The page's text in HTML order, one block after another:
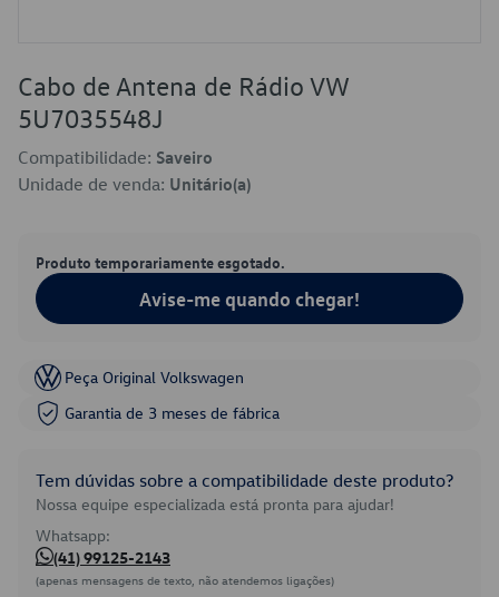
Cabo de Antena de Rádio VW
5U7035548J
Compatibilidade: Saveiro
Unidade de venda: Unitário(a)
Produto temporariamente esgotado.
Avise-me quando chegar!
Peça Original Volkswagen
Garantia de 3 meses de fábrica
Tem dúvidas sobre a compatibilidade deste produto?
Nossa equipe especializada está pronta para ajudar!
Whatsapp:
(41) 99125-2143
(apenas mensagens de texto, não atendemos ligações)